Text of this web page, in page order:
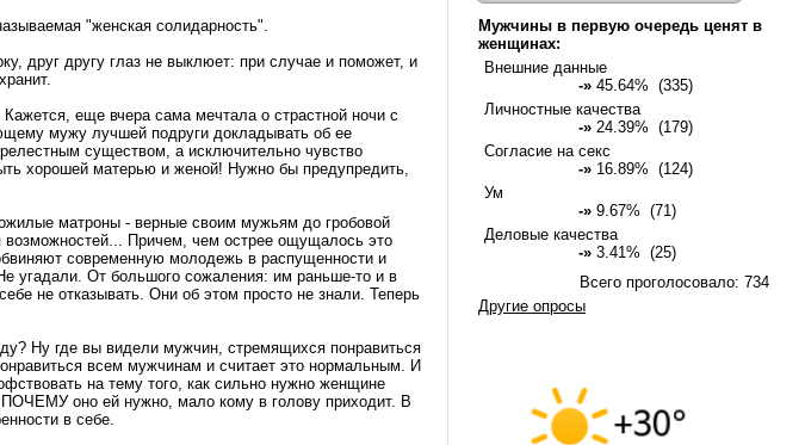
"женская солидарность".
друг другу глаз не выклюет: при случае и поможет, и
еще вчера сама мечтала о страстной ночи с
мужу лучшей подруги докладывать об ее
существом, а исключительно чувство
хорошей матерью и женой! Нужно бы предупредить,
матроны - верные своим мужьям до гробовой
возможностей... Причем, чем острее ощущалось это
современную молодежь в распущенности и
угадали. От большого сожаления: им раньше-то и в
не отказывать. Они об этом просто не знали. Теперь
Ну где вы видели мужчин, стремящихся понравиться
всем мужчинам и считает это нормальным. И
на тему того, как сильно нужно женщине
оно ей нужно, мало кому в голову приходит. В
в себе.
Мужчины в первую очередь ценят в
женщинах:
Внешние данные
-» 45.64% (335)
Личностные качества
-» 24.39% (179)
Согласие на секс
-» 16.89% (124)
Ум
-» 9.67% (71)
Деловые качества
-» 3.41% (25)
Всего проголосовало: 734
Другие опросы